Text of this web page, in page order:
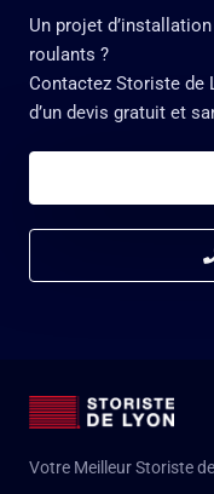
Un projet
roulants ?
Contactez Storiste de
d’un devis gratuit et
Votre Meilleur Storiste